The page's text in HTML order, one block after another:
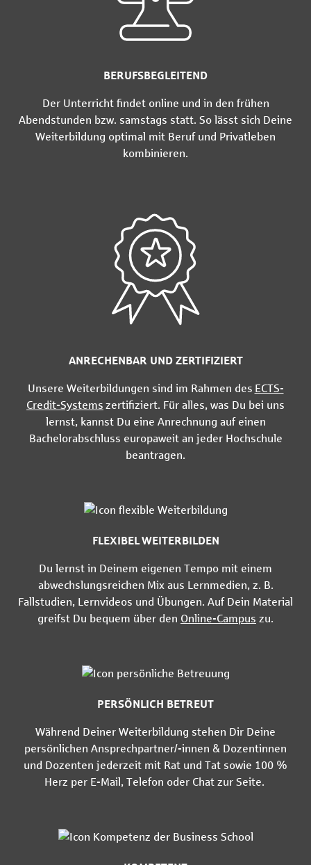
BERUFSBEGLEITEND
Der Unterricht findet online und in den frühen
Abendstunden bzw. samstags statt. So lässt sich Deine
Weiterbildung optimal mit Beruf und Privatleben
kombinieren.
ANRECHENBAR UND ZERTIFIZIERT
Unsere Weiterbildungen sind im Rahmen des ECTS-
Credit-Systems zertifiziert. Für alles, was Du bei uns
lernst, kannst Du eine Anrechnung auf einen
Bachelorabschluss europaweit an jeder Hochschule
beantragen.
FLEXIBEL WEITERBILDEN
Du lernst in Deinem eigenen Tempo mit einem
abwechslungsreichen Mix aus Lernmedien, z. B.
Fallstudien, Lernvideos und Übungen. Auf Dein Material
greifst Du bequem über den Online-Campus zu.
PERSÖNLICH BETREUT
Während Deiner Weiterbildung stehen Dir Deine
persönlichen Ansprechpartner/-innen & Dozentinnen
und Dozenten jederzeit mit Rat und Tat sowie 100 %
Herz per E-Mail, Telefon oder Chat zur Seite.